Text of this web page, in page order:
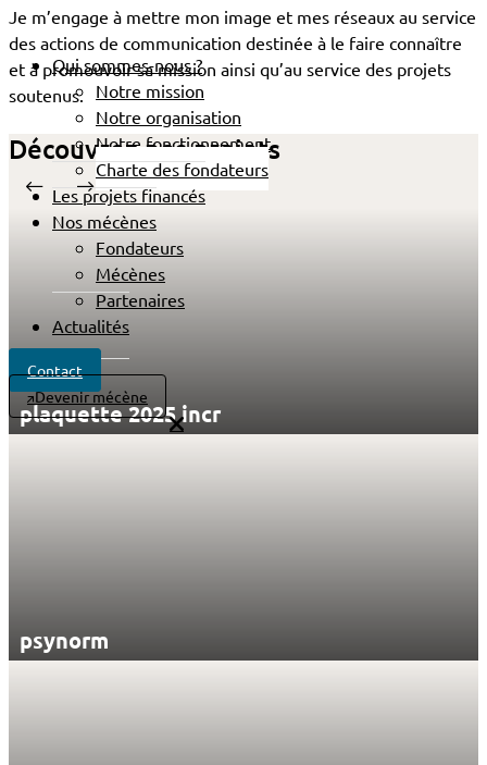
Qui sommes-nous ?
Notre mission
Notre organisation
Notre fonctionnement
Charte des fondateurs
Les projets financés
Nos mécènes
Fondateurs
Mécènes
Partenaires
Actualités
Contact
Devenir mécène
Je m’engage à mettre mon image et mes réseaux au service
des actions de communication destinée à le faire connaître
et à promouvoir sa mission ainsi qu’au service des projets
soutenus.
Découvrez nos projets
plaquette 2025 incr
psynorm